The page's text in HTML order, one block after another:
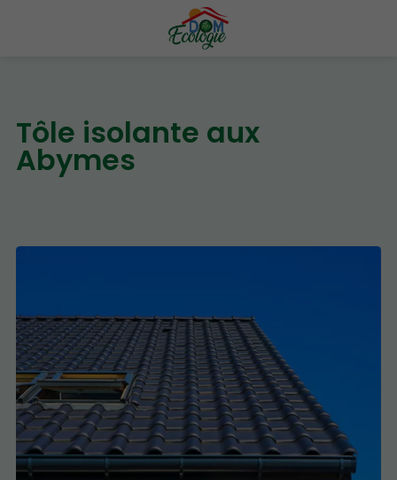
Tôle isolante aux
Abymes